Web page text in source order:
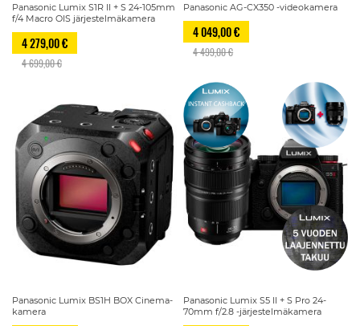
Panasonic Lumix S1R II + S 24-105mm
f/4 Macro OIS järjestelmäkamera
4 279,00 €
4 699,00 €
Panasonic AG-CX350 -videokamera
4 049,00 €
4 499,00 €
Panasonic Lumix BS1H BOX Cinema-
kamera
Panasonic Lumix S5 II + S Pro 24-
70mm f/2.8 -järjestelmäkamera